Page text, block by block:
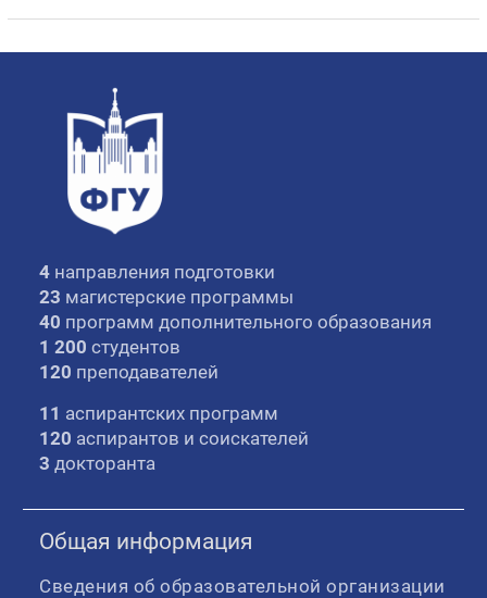
4 направления подготовки
23 магистерские программы
40 программ дополнительного образования
1 200 студентов
120 преподавателей
11 аспирантских программ
120 аспирантов и соискателей
3 докторанта
Общая информация
Сведения об образовательной организации